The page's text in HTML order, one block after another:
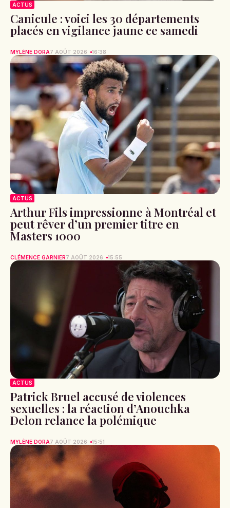
ACTUS
Canicule : voici les 30 départements
placés en vigilance jaune ce samedi
MYLÈNE DORA7 AOÛT 2026 16:38
ACTUS
Arthur Fils impressionne à Montréal et
peut rêver d’un premier titre en
Masters 1000
CLÉMENCE GARNIER7 AOÛT 2026 15:55
ACTUS
Patrick Bruel accusé de violences
sexuelles : la réaction d’Anouchka
Delon relance la polémique
MYLÈNE DORA7 AOÛT 2026 15:51